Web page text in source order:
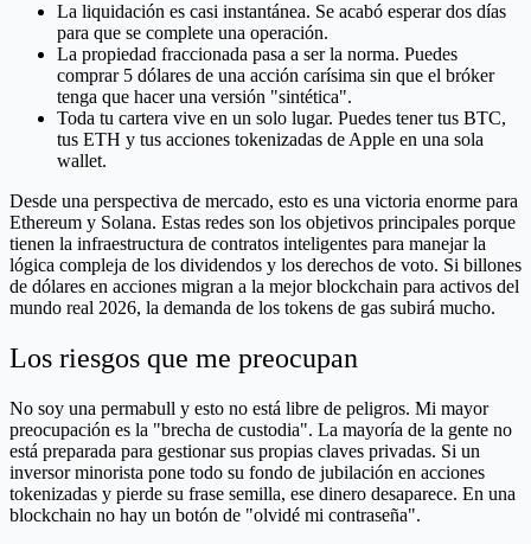
La liquidación es casi instantánea. Se acabó esperar dos días
para que se complete una operación.
La propiedad fraccionada pasa a ser la norma. Puedes
comprar 5 dólares de una acción carísima sin que el bróker
tenga que hacer una versión "sintética".
Toda tu cartera vive en un solo lugar. Puedes tener tus BTC,
tus ETH y tus acciones tokenizadas de Apple en una sola
wallet.
Desde una perspectiva de mercado, esto es una victoria enorme para
Ethereum y Solana. Estas redes son los objetivos principales porque
tienen la infraestructura de contratos inteligentes para manejar la
lógica compleja de los dividendos y los derechos de voto. Si billones
de dólares en acciones migran a la mejor blockchain para activos del
mundo real 2026, la demanda de los tokens de gas subirá mucho.
Los riesgos que me preocupan
No soy una permabull y esto no está libre de peligros. Mi mayor
preocupación es la "brecha de custodia". La mayoría de la gente no
está preparada para gestionar sus propias claves privadas. Si un
inversor minorista pone todo su fondo de jubilación en acciones
tokenizadas y pierde su frase semilla, ese dinero desaparece. En una
blockchain no hay un botón de "olvidé mi contraseña".